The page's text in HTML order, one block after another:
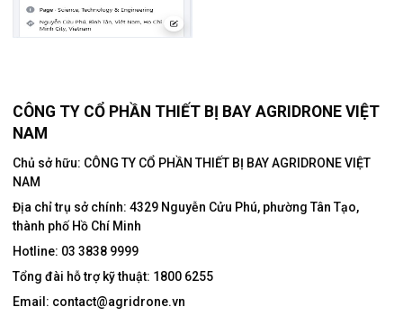
CÔNG TY CỔ PHẦN THIẾT BỊ BAY AGRIDRONE VIỆT
NAM
Chủ sở hữu: CÔNG TY CỔ PHẦN THIẾT BỊ BAY AGRIDRONE VIỆT
NAM
Địa chỉ trụ sở chính: 4329 Nguyễn Cửu Phú, phường Tân Tạo,
thành phố Hồ Chí Minh
Hotline: 03 3838 9999
Tổng đài hỗ trợ kỹ thuật: 1800 6255
Email: contact@agridrone.vn